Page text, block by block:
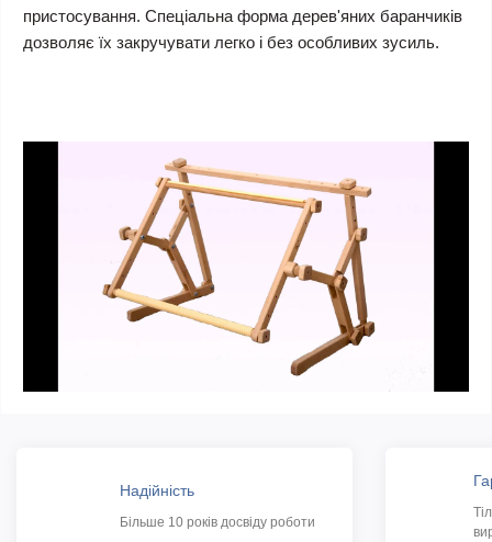
пристосування. Спеціальна форма дерев'яних баранчиків
дозволяє їх закручувати легко і без особливих зусиль.
Надійність
Більше 10 років досвіду роботи